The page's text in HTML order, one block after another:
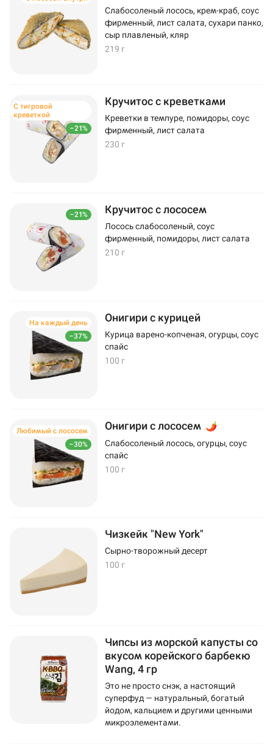
Слабосоленый лосось, крем-краб, соус
фирменный, лист салата, сухари панко,
сыр плавленый, кляр
219 г
–21%
С тигровой
креветкой
Кручитос с креветками
Креветки в темпуре, помидоры, соус
фирменный, лист салата
230 г
–21% Кручитос с лососем
Лосось слабосоленый, соус
фирменный, помидоры, лист салата
210 г
–37%
На каждый день Онигири с курицей
Курица варено-копченая, огурцы, соус
спайс
100 г
–30%
Любимый с лососем Онигири с лососем
Слабосоленый лосось, огурцы, соус
спайс
100 г
Чизкейк "New York"
Сырно-творожный десерт
100 г
Чипсы из морской капусты со
вкусом корейского барбекю
Wang, 4 гр
Это не просто снэк, а настоящий
суперфуд — натуральный, богатый
йодом, кальцием и другими ценными
микроэлементами.